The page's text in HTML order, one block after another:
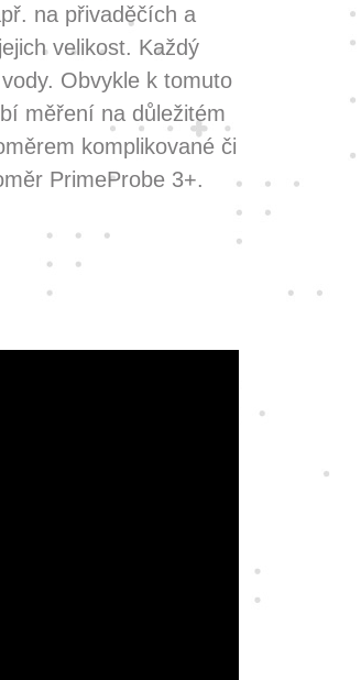
na přivaděčích a
velikost. Každý
Obvykle k tomuto
měření na důležitém
komplikované či
PrimeProbe 3+.